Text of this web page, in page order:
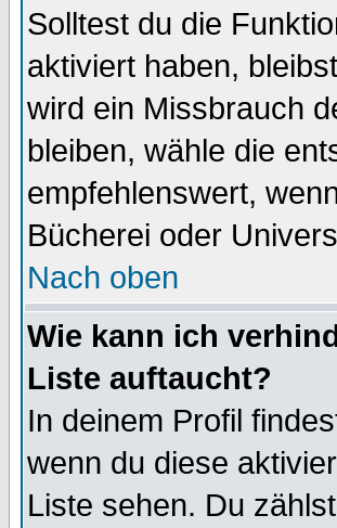
Solltest du die
aktiviert haben,
wird ein Missbrauch
bleiben, wähle die
empfehlenswert,
Bücherei oder
Nach oben
Wie kann ich
Liste auftaucht?
In deinem Profil
wenn du diese
Liste sehen. Du